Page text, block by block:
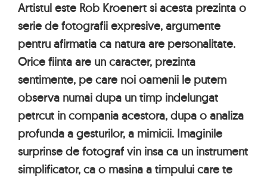
Artistul este Rob Kroenert si acesta prezinta o
serie de fotografii expresive, argumente
pentru afirmatia ca natura are personalitate.
Orice fiinta are un caracter, prezinta
sentimente, pe care noi oamenii le putem
observa numai dupa un timp indelungat
petrcut in compania acestora, dupa o analiza
profunda a gesturilor, a mimicii. Imaginile
surprinse de fotograf vin insa ca un instrument
simplificator, ca o masina a timpului care te